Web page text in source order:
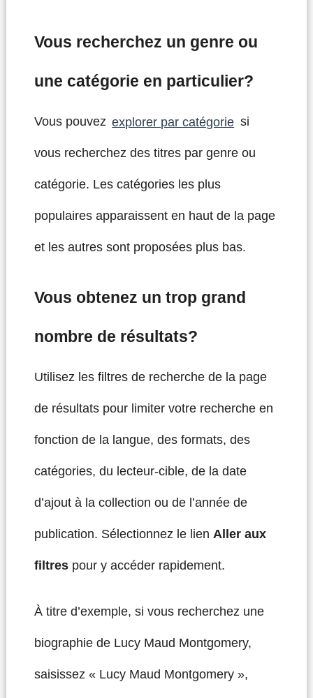
Vous recherchez un genre ou
une catégorie en particulier?
Vous pouvez explorer par catégorie si
vous recherchez des titres par genre ou
catégorie. Les catégories les plus
populaires apparaissent en haut de la page
et les autres sont proposées plus bas.
Vous obtenez un trop grand
nombre de résultats?
Utilisez les filtres de recherche de la page
de résultats pour limiter votre recherche en
fonction de la langue, des formats, des
catégories, du lecteur-cible, de la date
d’ajout à la collection ou de l’année de
publication. Sélectionnez le lien Aller aux
filtres pour y accéder rapidement.
À titre d’exemple, si vous recherchez une
biographie de Lucy Maud Montgomery,
saisissez « Lucy Maud Montgomery »,